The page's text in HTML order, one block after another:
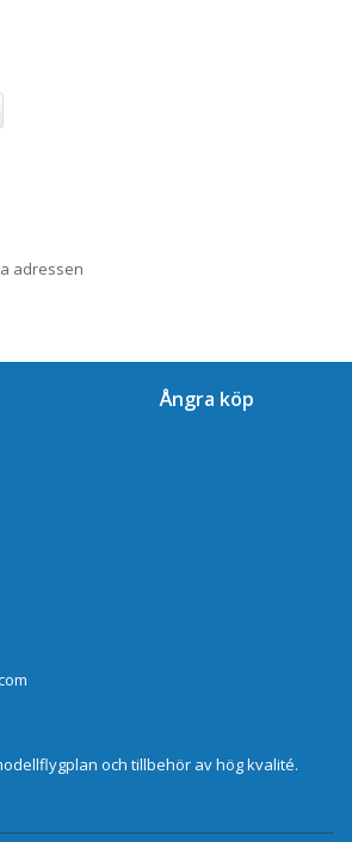
adressen
Ångra köp
och tillbehör av hög kvalité.